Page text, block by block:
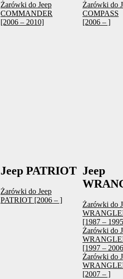
Żarówki do Jeep
COMMANDER
[2006 – 2010]
Żarówki do
COMPASS
[2006 – ]
Jeep PATRIOT
Żarówki do Jeep
PATRIOT [2006 – ]
Jeep
Żarówki do
[1987 –
Żarówki do
[1997 –
Żarówki do
[2007 – ]